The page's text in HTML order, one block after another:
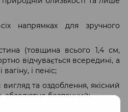
напрямках для зручного
(товщина всього 1,4 см,
відчувається всередині, а
і пеніс;
та оздоблення, якісний
абсолютно безпечний;